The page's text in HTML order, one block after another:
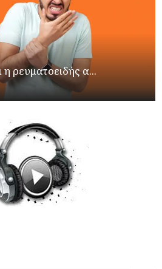
ρευματοειδής α...